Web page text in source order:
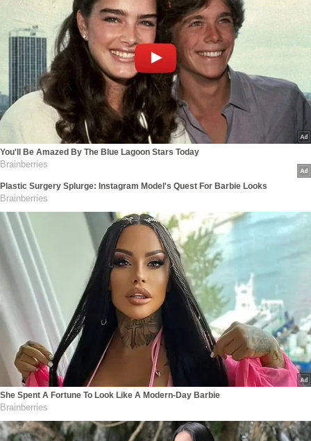
You'll Be Amazed By The Blue Lagoon Stars Today
Brainberries
Plastic Surgery Splurge: Instagram Model's Quest For Barbie Looks
Brainberries
She Spent A Fortune To Look Like A Modern-Day Barbie
Brainberries